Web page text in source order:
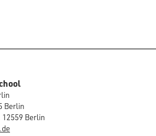
Berlin
12559 Berlin